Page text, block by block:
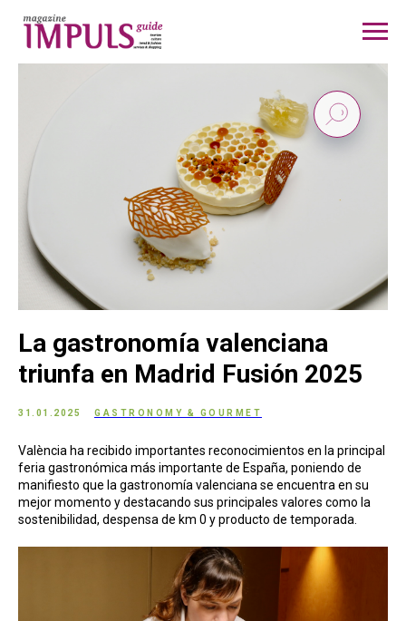
La gastronomía valenciana
triunfa en Madrid Fusión 2025
31.01.2025 GASTRONOMY & GOURMET
València ha recibido importantes reconocimientos en la principal
feria gastronómica más importante de España, poniendo de
manifiesto que la gastronomía valenciana se encuentra en su
mejor momento y destacando sus principales valores como la
sostenibilidad, despensa de km 0 y producto de temporada.